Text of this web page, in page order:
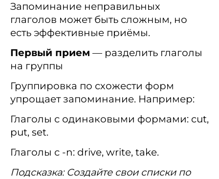
Запоминание неправильных
глаголов может быть сложным, но
есть эффективные приёмы.
Первый прием — разделить глаголы
на группы
Группировка по схожести форм
упрощает запоминание. Например:
Глаголы с одинаковыми формами: cut,
put, set.
Глаголы с -n: drive, write, take.
Подсказка: Создайте свои списки по